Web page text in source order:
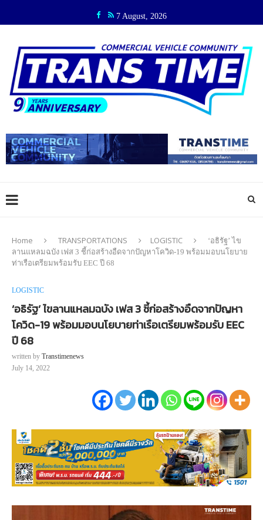
7 August, 2026
Home TRANSPORTATIONS LOGISTIC
‘อธิรัฐ’ ไข
ลานแหลมฉบัง เฟส 3 ชี้ก่อสร้างอืดจากปัญหาโควิด-19 พร้อมมอบนโยบาย
ท่าเรือเตรียมพร้อมรับ EEC ปี 68
LOGISTIC
‘อธิรัฐ’ ไขลานแหลมฉบัง เฟส 3 ชี้ก่อสร้างอืดจากปัญหา
โควิด-19 พร้อมมอบนโยบายท่าเรือเตรียมพร้อมรับ EEC
ปี 68
written by Transtimenews
July 14, 2022